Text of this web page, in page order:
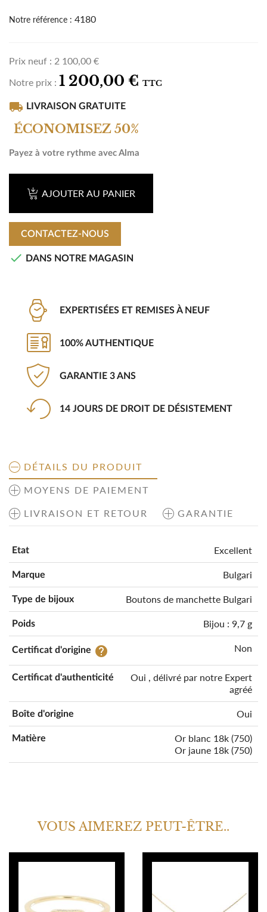
Notre référence : 4180
Prix neuf : 2 100,00 €
Notre prix : 1 200,00 € TTC
local_shipping LIVRAISON GRATUITE
ÉCONOMISEZ 50%
Payez à votre rythme avec Alma
AJOUTER AU PANIER
CONTACTEZ-NOUS
 DANS NOTRE MAGASIN
EXPERTISÉES ET REMISES À NEUF
100% AUTHENTIQUE
GARANTIE 3 ANS
14 JOURS DE DROIT DE DÉSISTEMENT
DÉTAILS DU PRODUIT
MOYENS DE PAIEMENT
LIVRAISON ET RETOUR GARANTIE
Etat Excellent
Marque Bulgari
Type de bijoux Boutons de manchette Bulgari
Poids Bijou : 9,7 g
Certificat d'origine help Non
Certificat d'authenticité
Oui , délivré par notre Expert
agréé
Boîte d'origine Oui
Matière
Or blanc 18k (750)
Or jaune 18k (750)
VOUS AIMEREZ PEUT-ÊTRE..